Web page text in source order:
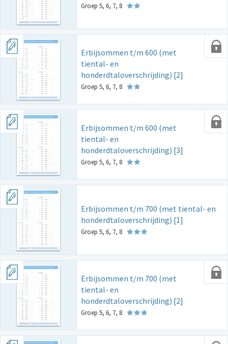
Groep 5, 6, 7, 8
Erbijsommen t/m 600 (met
tiental- en
honderdtaloverschrijding) [2]
Groep 5, 6, 7, 8
Erbijsommen t/m 600 (met
tiental- en
honderdtaloverschrijding) [3]
Groep 5, 6, 7, 8
Erbijsommen t/m 700 (met tiental- en
honderdtaloverschrijding) [1]
Groep 5, 6, 7, 8
Erbijsommen t/m 700 (met
tiental- en
honderdtaloverschrijding) [2]
Groep 5, 6, 7, 8